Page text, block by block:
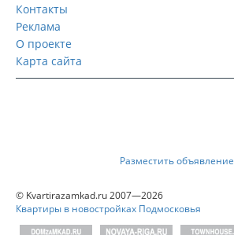
Контакты
Реклама
О проекте
Карта сайта
Разместить объявление
© Kvartirazamkad.ru 2007—2026
Квартиры в новостройках Подмосковья